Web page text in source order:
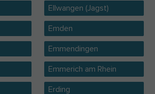
Ellwangen (Jagst)
Emden
Emmendingen
Emmerich am Rhein
Erding